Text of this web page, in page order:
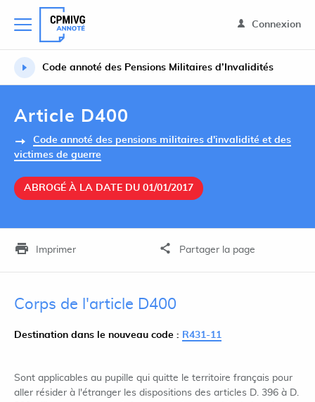
Connexion
Code annoté des Pensions Militaires d’Invalidités
Article D400
Code annoté des pensions militaires d'invalidité et des
victimes de guerre
ABROGÉ À LA DATE DU 01/01/2017
Imprimer Partager la page
Corps de l'article D400
Destination dans le nouveau code : R431-11
Sont applicables au pupille qui quitte le territoire français pour
aller résider à l'étranger les dispositions des articles D. 396 à D.